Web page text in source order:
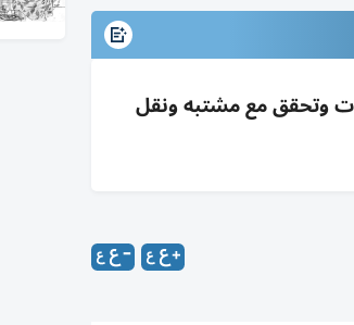
كاميرات وتحقق مع مشتبه ونقل